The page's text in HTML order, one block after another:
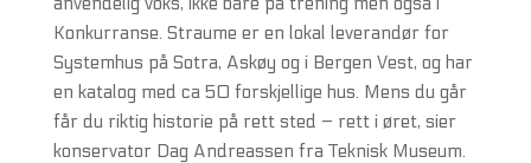
Konkurranse. Straume er en lokal leverandør for
Systemhus på Sotra, Askøy og i Bergen Vest, og har
en katalog med ca 50 forskjellige hus. Mens du går
får du riktig historie på rett sted – rett i øret, sier
konservator Dag Andreassen fra Teknisk Museum.